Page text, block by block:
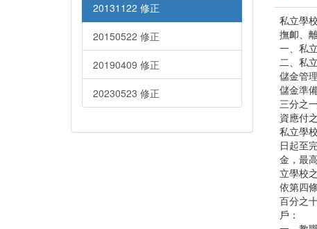
20131122 修正
20150522 修正
20190409 修正
20230523 修正
私立學
撫卹、
一、私
二、私
儲金管
儲金準
三分之
資應付
私立學
日起至
金，最
立學校
依第四
百分之
戶：